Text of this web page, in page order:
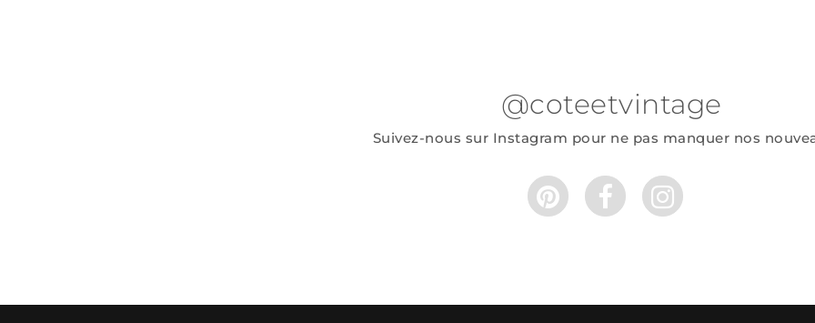
@coteetvintage
Suivez-nous sur Instagram pour ne pas manquer nos